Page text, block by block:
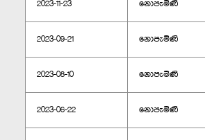
2023-11-23 නොපැමිණි
2023-09-21 නොපැමිණි
2023-08-10 නොපැමිණි
2023-06-22 නොපැමිණි